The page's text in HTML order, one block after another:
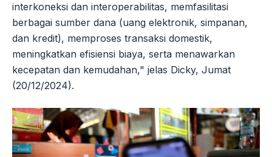
interkoneksi dan interoperabilitas, memfasilitasi
berbagai sumber dana (uang elektronik, simpanan,
dan kredit), memproses transaksi domestik,
meningkatkan efisiensi biaya, serta menawarkan
kecepatan dan kemudahan," jelas Dicky, Jumat
(20/12/2024).